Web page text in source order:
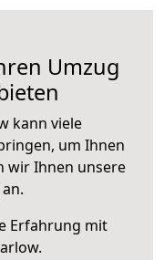
Umzug
kann viele
um Ihnen
wir Ihnen unsere
Erfahrung mit
.